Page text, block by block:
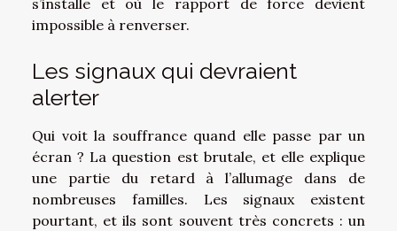
impossible à renverser.
Les signaux qui devraient
alerter
Qui voit la souffrance quand elle passe par un
écran ? La question est brutale, et elle explique
une partie du retard à l’allumage dans de
nombreuses familles. Les signaux existent
pourtant, et ils sont souvent très concrets : un